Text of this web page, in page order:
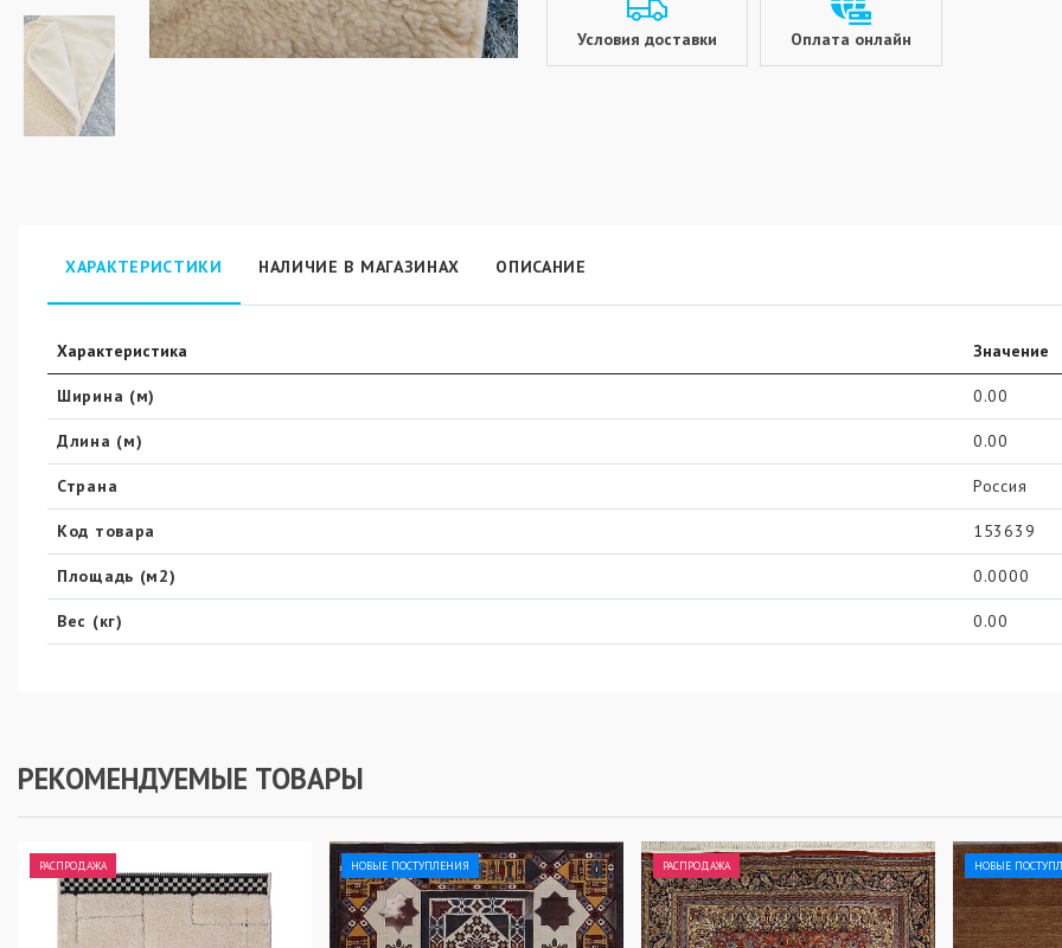
Условия доставки Оплата онлайн
ХАРАКТЕРИСТИКИ НАЛИЧИЕ В МАГАЗИНАХ ОПИСАНИЕ
Характеристика Значение
Ширина (м) 0.00
Длина (м) 0.00
Страна Россия
Код товара 153639
Площадь (м2) 0.0000
Вес (кг) 0.00
РЕКОМЕНДУЕМЫЕ ТОВАРЫ
РАСПРОДАЖА НОВЫЕ ПОСТУПЛЕНИЯ РАСПРОДАЖА НОВЫЕ